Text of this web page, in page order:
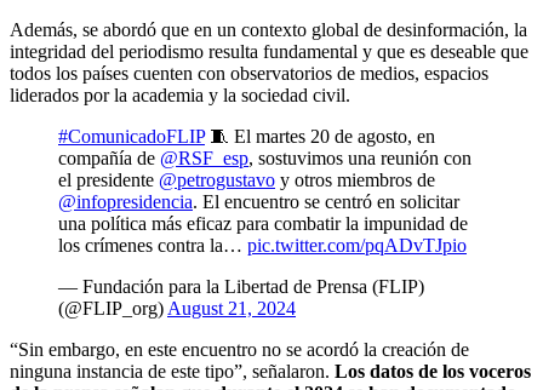
Además, se abordó que en un contexto global de desinformación, la
integridad del periodismo resulta fundamental y que es deseable que
todos los países cuenten con observatorios de medios, espacios
liderados por la academia y la sociedad civil.
#ComunicadoFLIP🧵 El martes 20 de agosto, en
compañía de @RSF_esp, sostuvimos una reunión con
el presidente @petrogustavo y otros miembros de
@infopresidencia. El encuentro se centró en solicitar
una política más eficaz para combatir la impunidad de
los crímenes contra la… pic.twitter.com/pqADvTJpio
— Fundación para la Libertad de Prensa (FLIP)
(@FLIP_org) August 21, 2024
“Sin embargo, en este encuentro no se acordó la creación de
ninguna instancia de este tipo”, señalaron. Los datos de los voceros